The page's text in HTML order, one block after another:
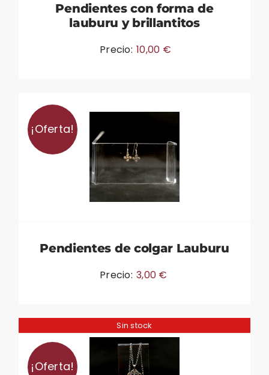
Pendientes con forma de
lauburu y brillantitos
Precio: 10,00 €
¡Oferta!
Pendientes de colgar Lauburu
Precio: 3,00 €
Sin stock
¡Oferta!